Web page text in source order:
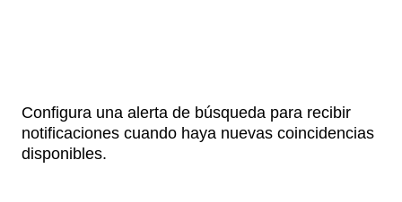
Configura una alerta de búsqueda para recibir
notificaciones cuando haya nuevas coincidencias
disponibles.